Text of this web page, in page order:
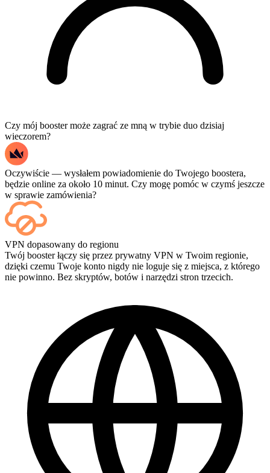
Czy mój booster może zagrać ze mną w trybie duo dzisiaj
wieczorem?
Oczywiście — wysłałem powiadomienie do Twojego boostera,
będzie online za około 10 minut. Czy mogę pomóc w czymś jeszcze
w sprawie zamówienia?
Tak — każdy mecz pojawia się w Twoim panelu zaraz po
zakończeniu, a jeśli chcesz oglądać same rozgrywki, dodaj
Streaming przy kasie.
VPN dopasowany do regionu
Twój booster łączy się przez prywatny VPN w Twoim regionie,
dzięki czemu Twoje konto nigdy nie loguje się z miejsca, z którego
nie powinno. Bez skryptów, botów i narzędzi stron trzecich.